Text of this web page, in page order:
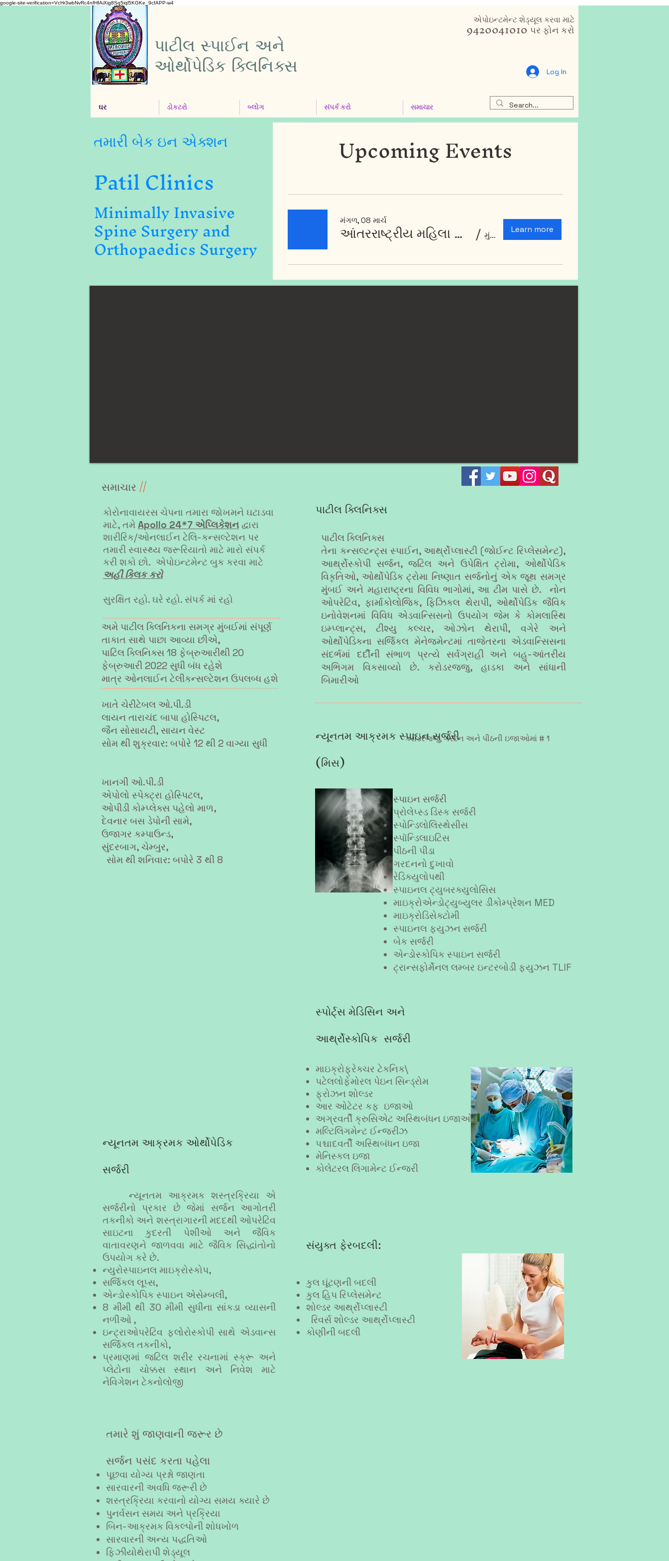
google-site-verification=VcHr3wbNvRc4nfHfAiXig8Sq5iql5KGKe_9cfAPP-w4
પાટીલ સ્પાઈન અને
ઓર્થોપેડિક ક્લિનિક્સ
એપોઇન્ટમેન્ટ શેડ્યૂલ કરવા માટે
9420041010 પર ફોન કરો
Log In
ઘર ડોકટરો બ્લોગ સંપર્ક કરો સમાચાર
તમારી બેક ઇન એક્શન
Patil Clinics
Minimally Invasive
Spine Surgery and
Orthopaedics Surgery
Upcoming Events
મંગળ, 08 માર્ચ
આંતરરાષ્ટ્રીય મહિલા દિવસ પર ઓસ્ટીયોપોરોસીસ સ્ક્રીનીંગ અને હેલ્થ કેમ્પ / મુંબઈ
Learn more
સમાચાર//
કોરોનાવાયરસ ચેપના તમારા જોખમને ઘટાડવા
માટે, તમે Apollo 24*7 એપ્લિકેશન દ્વારા
શારીરિક/ઓનલાઈન ટેલિ-કન્સલ્ટેશન પર
તમારી સ્વાસ્થ્ય જરૂરિયાતો માટે મારો સંપર્ક
કરી શકો છો. એપોઇન્ટમેન્ટ બુક કરવા માટે
અહીં ક્લિક કરો
સુરક્ષિત રહો. ઘરે રહો. સંપર્ક માં રહો
અમે પાટીલ ક્લિનિકના સમગ્ર મુંબઈમાં સંપૂર્ણ
તાકાત સાથે પાછા આવ્યા છીએ,
પાટિલ ક્લિનિક્સ 18 ફેબ્રુઆરીથી 20
ફેબ્રુઆરી 2022 સુધી બંધ રહેશે
માત્ર ઓનલાઈન ટેલીકન્સલ્ટેશન ઉપલબ્ધ હશે
ખાતે ચેરીટેબલ ઓ.પી.ડી
લાયન તારાચંદ બાપા હોસ્પિટલ,
જૈન સોસાયટી, સાયન વેસ્ટ
સોમ થી શુક્રવાર: બપોરે 12 થી 2 વાગ્યા સુધી
ખાનગી ઓ.પી.ડી
એપોલો સ્પેક્ટ્રા હોસ્પિટલ,
ઓપીડી કોમ્પ્લેક્સ પહેલો માળ,
દેવનાર બસ ડેપોની સામે,
ઉજાગર કમ્પાઉન્ડ,
સુંદરબાગ, ચેમ્બુર,
સોમ થી શનિવાર: બપોરે 3 થી 8
ન્યૂનતમ આક્રમક ઓર્થોપેડિક
સર્જરી
ન્યૂનતમ આક્રમક શસ્ત્રક્રિયા એ
સર્જરીનો પ્રકાર છે જેમાં સર્જન આગોતરી
તકનીકો અને શસ્ત્રાગારની મદદથી ઓપરેટિવ
સાઇટના કુદરતી પેશીઓ અને જૈવિક
વાતાવરણને જાળવવા માટે જૈવિક સિદ્ધાંતોનો
ઉપયોગ કરે છે.
ન્યુરોસ્પાઇનલ માઇક્રોસ્કોપ,
સર્જિકલ લૂપ્સ,
એન્ડોસ્કોપિક સ્પાઇન એસેમ્બલી,
8 મીમી થી 30 મીમી સુધીના સાંકડા વ્યાસની
નળીઓ ,
ઇન્ટ્રાઓપરેટિવ ફ્લોરોસ્કોપી સાથે એડવાન્સ
સર્જિકલ તકનીકો,
પ્રમાણમાં જટિલ શરીર રચનામાં સ્ક્રૂ અને
પ્લેટોના ચોક્કસ સ્થાન અને નિવેશ માટે
નેવિગેશન ટેકનોલોજી
કરોડરજ્જુ, ગરદન અને પીઠની ઇજાઓમાં # 1
પાટીલ ક્લિનિક્સ
પાટીલ ક્લિનિક્સ
તેના કન્સલ્ટન્ટ્સ સ્પાઈન, આર્થ્રોપ્લાસ્ટી (જોઈન્ટ રિપ્લેસમેન્ટ),
આર્થ્રોસ્કોપી સર્જન, જટિલ અને ઉપેક્ષિત ટ્રોમા, ઓર્થોપેડિક
વિકૃતિઓ, ઓર્થોપેડિક ટ્રોમા નિષ્ણાત સર્જનોનું એક જૂથ સમગ્ર
મુંબઈ અને મહારાષ્ટ્રના વિવિધ ભાગોમાં, આ ટીમ પાસે છે.
નોન
ઓપરેટિવ, ફાર્માકોલોજિક, ફિઝિકલ થેરાપી, ઓર્થોપેડિક જૈવિક
ઇનોવેશનમાં વિવિધ એડવાન્સિસનો ઉપયોગ જેમ કે કોમલાસ્થિ
ઇમ્પ્લાન્ટ્સ, ટીશ્યુ કલ્ચર, ઓઝોન થેરાપી, વગેરે અને
ઓર્થોપેડિકના સર્જિકલ મેનેજમેન્ટમાં તાજેતરના એડવાન્સિસના
સંદર્ભમાં દર્દીની સંભાળ પ્રત્યે સર્વગ્રાહી અને બહુ-આંતરીય
અભિગમ વિકસાવ્યો છે. કરોડરજ્જુ, હાડકા અને સાંધાની
બિમારીઓ
ન્યૂનતમ આક્રમક સ્પાઇન સર્જરી
(મિસ)
સ્પાઇન સર્જરી
પ્રોલેપ્સ્ડ ડિસ્ક સર્જરી
સ્પોન્ડિલોલિસ્થેસીસ
સ્પૉન્ડિલાઇટિસ
પીઠની પીડા
ગરદનનો દુખાવો
રેડિક્યુલોપથી
સ્પાઇનલ ટ્યુબરક્યુલોસિસ
માઇક્રોએન્ડોટ્યુબ્યુલર ડીકોમ્પ્રેશન MED
માઇક્રોડિસેક્ટોમી
સ્પાઇનલ ફ્યુઝન સર્જરી
બેક સર્જરી
એન્ડોસ્કોપિક સ્પાઇન સર્જરી
ટ્રાન્સફોર્મેનલ લમ્બર ઇન્ટરબોડી ફ્યુઝન TLIF
સ્પોર્ટ્સ મેડિસિન અને
આર્થ્રોસ્કોપિક સર્જરી
માઇક્રોફ્રેક્ચર ટેકનિક\
પટેલલોફેમોરલ પેઇન સિન્ડ્રોમ
ફ્રોઝન શોલ્ડર
આર ઓટેટર કફ ઇજાઓ
અગ્રવર્તી ક્રુસિએટ અસ્થિબંધન ઇજાઓ
મલ્ટિલિગમેન્ટ ઈન્જરીઝ
પશ્ચાદવર્તી અસ્થિબંધન ઇજા
મેનિસ્કલ ઇજા
કોલેટરલ લિગામેન્ટ ઈન્જરી
કુલ ઘૂંટણની બદલી
કુલ હિપ રિપ્લેસમેન્ટ
શોલ્ડર આર્થ્રોપ્લાસ્ટી
રિવર્સ શોલ્ડર આર્થ્રોપ્લાસ્ટી
કોણીની બદલી
સંયુક્ત ફેરબદલી:
તમારે શું જાણવાની જરૂર છે
સર્જન પસંદ કરતા પહેલા
પૂછવા યોગ્ય પ્રશ્નો જાણતા
સારવારની અવધિ જરૂરી છે
શસ્ત્રક્રિયા કરવાનો યોગ્ય સમય ક્યારે છે
પુનર્વસન સમય અને પ્રક્રિયા
બિન-આક્રમક વિકલ્પોની શોધખોળ
સારવારની અન્ય પદ્ધતિઓ
ફિઝીયોથેરાપી શેડ્યૂલ